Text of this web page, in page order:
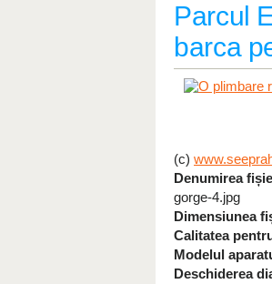
Parcul
barca
(c)
Denumirea
gorge-4.jpg
Dimensiunea
Calitatea
Modelul
Deschiderea